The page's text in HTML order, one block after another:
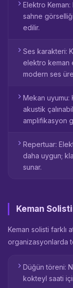
Elektro
sahne
edilir.
Ses karakteri:
elektro keman
modern ses
Mekan uyumu:
akustik
amplifikasyon
Repertuar:
daha uygun;
sunar.
Keman
Keman solisti farklı
organizasyonlarda
Düğün töreni:
kokteyl saati